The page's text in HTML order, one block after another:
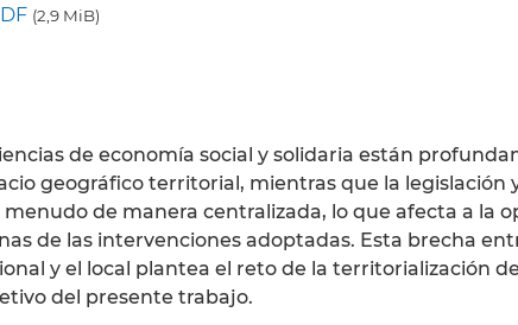
(2,9 MiB)
de economía social y solidaria están
geográfico territorial, mientras que la legislación
menudo de manera centralizada, lo que afecta a la
de las intervenciones adoptadas. Esta brecha
y el local plantea el reto de la territorialización
del presente trabajo.